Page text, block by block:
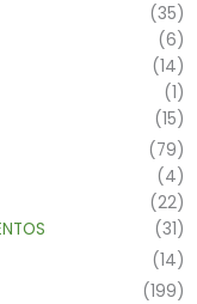
(35)
(6)
(14)
(1)
(15)
(79)
(4)
(22)
(31)
(14)
(199)